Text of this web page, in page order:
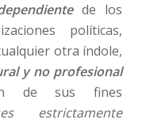
de los
políticas,
otra índole,
y no profesional
de sus fines
estrictamente